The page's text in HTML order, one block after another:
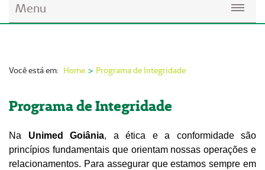
Menu
Imprensa
Institucional
Fale Conosco
Você está em: Home Programa de Integridade
Programa de Integridade
Na Unimed Goiânia, a ética e a conformidade são
princípios fundamentais que orientam nossas operações e
relacionamentos. Para assegurar que estamos sempre em